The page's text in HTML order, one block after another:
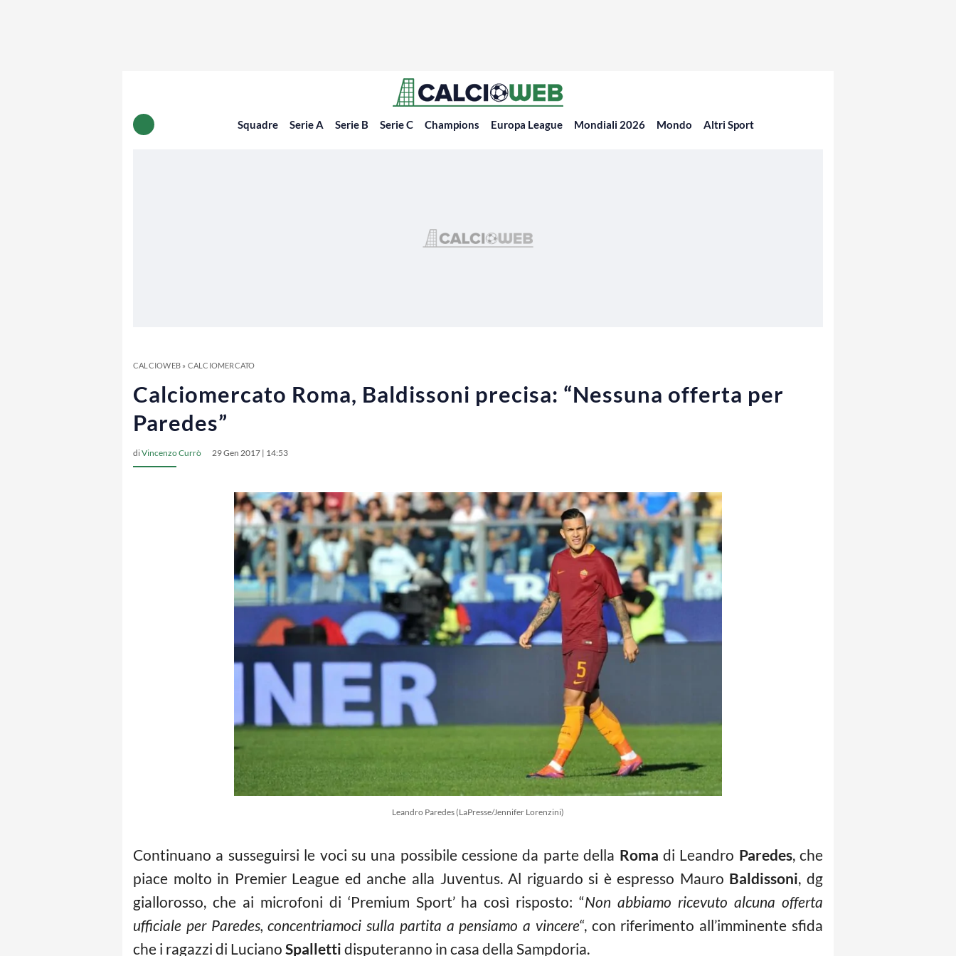
Squadre Serie A Serie B Serie C Champions Europa League Mondiali 2026 Mondo Altri Sport
CALCIOWEB» CALCIOMERCATO
Calciomercato Roma, Baldissoni precisa: “Nessuna offerta per
Paredes”
diVincenzo Currò 29 Gen 2017 | 14:53
Leandro Paredes (LaPresse/Jennifer Lorenzini)
Continuano a susseguirsi le voci su una possibile cessione da parte della Roma di Leandro Paredes, che
piace molto in Premier League ed anche alla Juventus. Al riguardo si è espresso Mauro Baldissoni, dg
giallorosso, che ai microfoni di ‘Premium Sport’ ha così risposto: “Non abbiamo ricevuto alcuna offerta
ufficiale per Paredes, concentriamoci sulla partita a pensiamo a vincere“, con riferimento all’imminente sfida
che i ragazzi di Luciano Spalletti disputeranno in casa della Sampdoria.